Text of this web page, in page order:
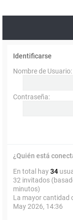
Identificarse
Nombre de Usuario:
Contraseña:
¿Quién está
En total hay34
32 invitados
minutos)
La mayor cantidad
May 2026, 14:36